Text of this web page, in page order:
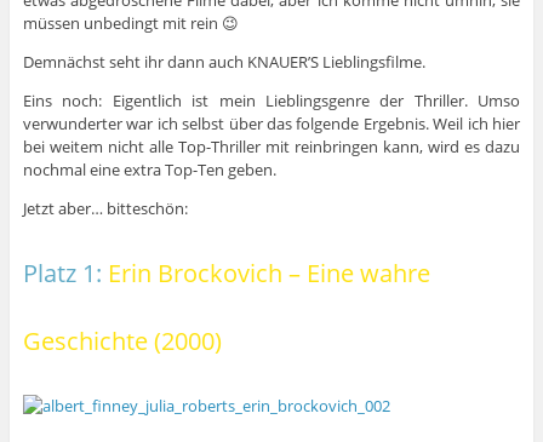
müssen unbedingt mit rein 😉
Demnächst seht ihr dann auch KNAUER’S Lieblingsfilme.
Eins noch: Eigentlich ist mein Lieblingsgenre der Thriller. Umso
verwunderter war ich selbst über das folgende Ergebnis. Weil ich hier
bei weitem nicht alle Top-Thriller mit reinbringen kann, wird es dazu
nochmal eine extra Top-Ten geben.
Jetzt aber… bitteschön:
Platz 1: Erin Brockovich – Eine wahre
Geschichte (2000)